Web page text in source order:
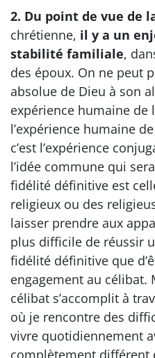
2. Du point de vue de
chrétienne, il y a un
stabilité familiale,
des époux. On ne peut
absolue de Dieu à son
expérience humaine
l’expérience humaine
c’est l’expérience
l’idée commune qui
fidélité définitive est
religieux ou des
laisser prendre aux
plus difficile de réussir
fidélité définitive que
engagement au célibat.
célibat s’accomplit à
où je rencontre des
vivre quotidiennement
complètement différent